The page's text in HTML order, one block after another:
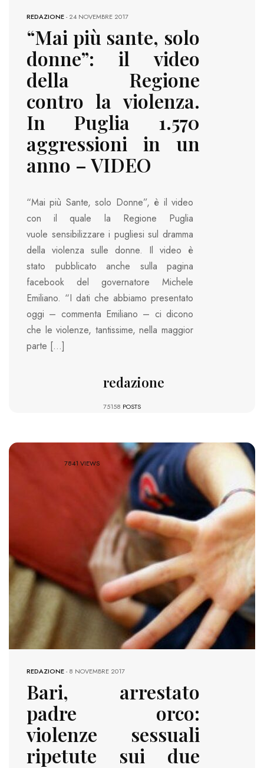
REDAZIONE-24 NOVEMBRE 2017
“Mai più sante, solo
donne”: il video
della Regione
contro la violenza.
In Puglia 1.570
aggressioni in un
anno – VIDEO
“Mai più Sante, solo Donne”, è il video
con il quale la Regione Puglia
vuole sensibilizzare i pugliesi sul dramma
della violenza sulle donne. Il video è
stato pubblicato anche sulla pagina
facebook del governatore Michele
Emiliano. “I dati che abbiamo presentato
oggi – commenta Emiliano – ci dicono
che le violenze, tantissime, nella maggior
parte […]
redazione
75158 POSTS
7841 VIEWS
REDAZIONE-8 NOVEMBRE 2017
Bari, arrestato
padre orco:
violenze sessuali
ripetute sui due